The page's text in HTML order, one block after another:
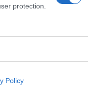
protection.
Policy